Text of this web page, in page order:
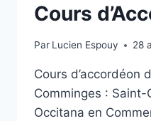
Cours
Par Lucien Espouy 28
Cours d’accordéon
Comminges : Saint-
Occitana en